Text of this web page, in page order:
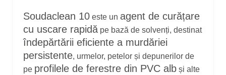
Soudaclean 10 este un agent de curățare
cu uscare rapidă pe bază de solvenți, destinat
îndepărtării eficiente a murdăriei
persistente, urmelor, petelor și depunerilor de
pe profilele de ferestre din PVC alb și alte